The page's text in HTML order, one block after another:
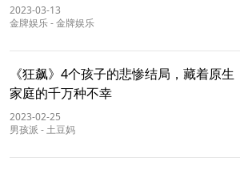
2023-03-13
金牌娱乐-金牌娱乐
《狂飙》4个孩子的悲惨结局，藏着原生
家庭的千万种不幸
2023-02-25
男孩派 - 土豆妈